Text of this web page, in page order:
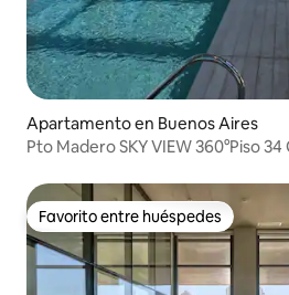
Apartamento en Buenos Aires
Pto Madero SKY VIEW 360°Piso
Favorito entre huéspedes
Favorito entre huéspedes